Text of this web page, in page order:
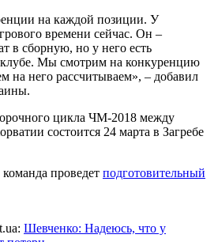
на каждой позиции. У
времени сейчас. Он –
в сборную, но у него есть
Мы смотрим на конкуренцию
на него рассчитываем», – добавил
цикла ЧМ-2018 между
состоится 24 марта в Загребе
проведет подготовительный
Шевченко: Надеюсь, что у